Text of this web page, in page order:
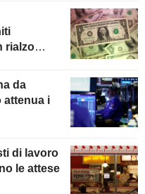
rialzo
da
attenua i
di lavoro
le attese